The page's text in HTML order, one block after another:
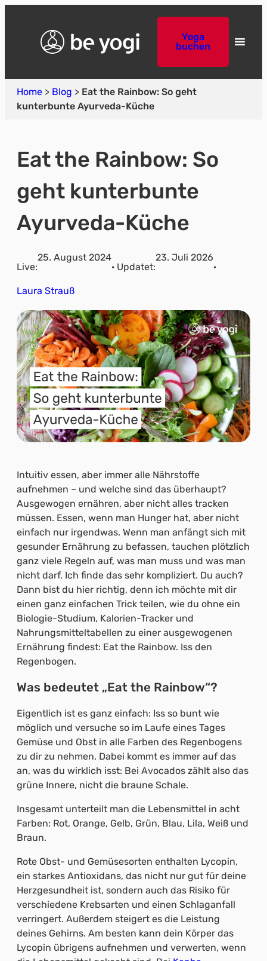
Yoga
buchen
Home > Blog > Eat the Rainbow: So geht
kunterbunte Ayurveda-Küche
Eat the Rainbow: So
geht kunterbunte
Ayurveda-Küche
Live:
25. August 2024
· Updatet:
23. Juli 2026
·
Laura Strauß
Intuitiv essen, aber immer alle Nährstoffe
aufnehmen – und welche sind das überhaupt?
Ausgewogen ernähren, aber nicht alles tracken
müssen. Essen, wenn man Hunger hat, aber nicht
einfach nur irgendwas. Wenn man anfängt sich mit
gesunder Ernährung zu befassen, tauchen plötzlich
ganz viele Regeln auf, was man muss und was man
nicht darf. Ich finde das sehr kompliziert. Du auch?
Dann bist du hier richtig, denn ich möchte mit dir
einen ganz einfachen Trick teilen, wie du ohne ein
Biologie-Studium, Kalorien-Tracker und
Nahrungsmitteltabellen zu einer ausgewogenen
Ernährung findest: Eat the Rainbow. Iss den
Regenbogen.
Was bedeutet „Eat the Rainbow“?
Eigentlich ist es ganz einfach: Iss so bunt wie
möglich und versuche so im Laufe eines Tages
Gemüse und Obst in alle Farben des Regenbogens
zu dir zu nehmen. Dabei kommt es immer auf das
an, was du wirklich isst: Bei Avocados zählt also das
grüne Innere, nicht die braune Schale.
Insgesamt unterteilt man die Lebensmittel in acht
Farben: Rot, Orange, Gelb, Grün, Blau, Lila, Weiß und
Braun.
Rote Obst- und Gemüsesorten enthalten Lycopin,
ein starkes Antioxidans, das nicht nur gut für deine
Herzgesundheit ist, sondern auch das Risiko für
verschiedene Krebsarten und einen Schlaganfall
verringert. Außerdem steigert es die Leistung
deines Gehirns. Am besten kann dein Körper das
Lycopin übrigens aufnehmen und verwerten, wenn